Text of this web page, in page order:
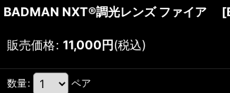
BADMAN NXT®調光レンズ ファイア [
販売価格: 11,000円(税込)
数量: ペア